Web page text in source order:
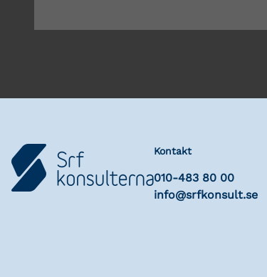
Kontakt
010-483 80 00
info@srfkonsult.se